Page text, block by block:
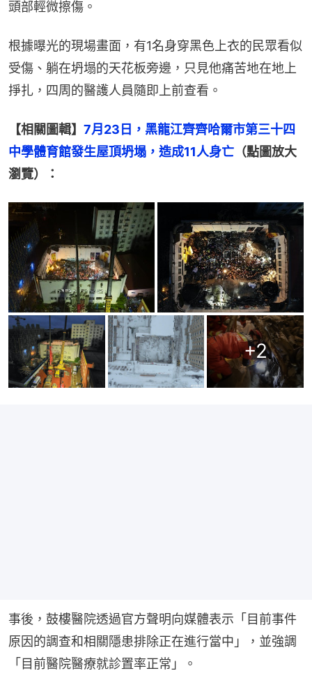
頭部輕微擦傷。
根據曝光的現場畫面，有1名身穿黑色上衣的民眾看似
受傷、躺在坍塌的天花板旁邊，只見他痛苦地在地上
掙扎，四周的醫護人員隨即上前查看。
【相關圖輯】 7月23日，黑龍江齊齊哈爾市第三十四
中學體育館發生屋頂坍塌，造成11人身亡 （點圖放大
瀏覽）：
+2
事後，鼓樓醫院透過官方聲明向媒體表示「目前事件
原因的調查和相關隱患排除正在進行當中」，並強調
「目前醫院醫療就診置率正常」。